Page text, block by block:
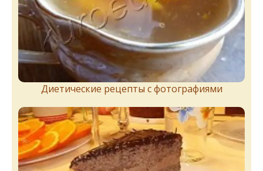
Диетические рецепты с фотографиями